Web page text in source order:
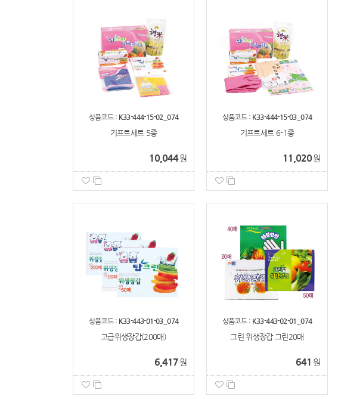
상품코드 : K33-444-15-02_074
기프트세트 5종
10,044원
상품코드 : K33-444-15-03_074
기프트세트 6-1종
11,020원
상품코드 : K33-443-01-03_074
고급위생장갑(200매)
6,417원
상품코드 : K33-443-02-01_074
그린 위생장갑 그린20매
641 원